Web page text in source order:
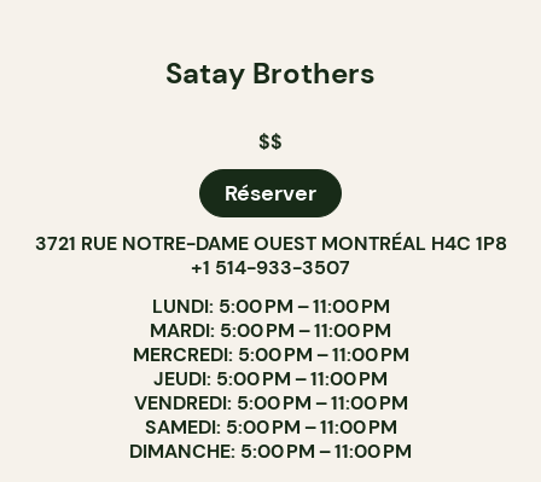
Satay Brothers
$$
Réserver
3721 RUE NOTRE-DAME OUEST MONTRÉAL H4C 1P8
+1 514-933-3507
LUNDI: 5:00 PM – 11:00 PM
MARDI: 5:00 PM – 11:00 PM
MERCREDI: 5:00 PM – 11:00 PM
JEUDI: 5:00 PM – 11:00 PM
VENDREDI: 5:00 PM – 11:00 PM
SAMEDI: 5:00 PM – 11:00 PM
DIMANCHE: 5:00 PM – 11:00 PM